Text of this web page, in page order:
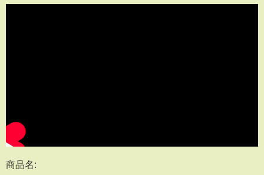
商品名: